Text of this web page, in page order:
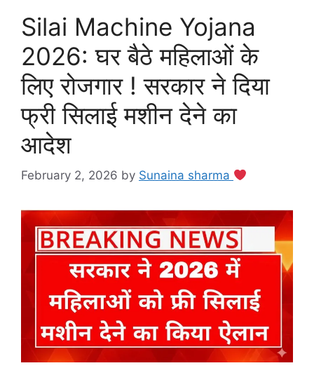
Silai Machine Yojana
2026: घर बैठे महिलाओं के
लिए रोजगार ! सरकार ने दिया
फ्री सिलाई मशीन देने का
आदेश
February 2, 2026 by Sunaina sharma